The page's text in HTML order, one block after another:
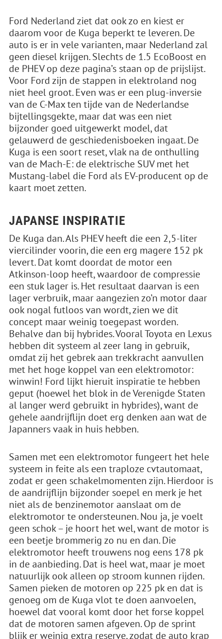
Ford Nederland ziet dat ook zo en kiest er
daarom voor de Kuga beperkt te leveren. De
auto is er in vele varianten, maar Nederland zal
geen diesel krijgen. Slechts de 1.5 EcoBoost en
de PHEV op deze pagina’s staan op de prijslijst.
Voor Ford zijn de stappen in elektroland nog
niet heel groot. Even was er een plug-inversie
van de C-Max ten tijde van de Nederlandse
bijtellingsgekte, maar dat was een niet
bijzonder goed uitgewerkt model, dat
gelauwerd de geschiedenisboeken ingaat. De
Kuga is een soort reset, vlak na de onthulling
van de Mach-E: de elektrische SUV met het
Mustang-label die Ford als EV-producent op de
kaart moet zetten.
JAPANSE INSPIRATIE
De Kuga dan. Als PHEV heeft die een 2,5-liter
viercilinder voorin, die een erg magere 152 pk
levert. Dat komt doordat de motor een
Atkinson-loop heeft, waardoor de compressie
een stuk lager is. Het resultaat daarvan is een
lager verbruik, maar aangezien zo’n motor daar
ook nogal futloos van wordt, zien we dit
concept maar weinig toegepast worden.
Behalve dan bij hybrides. Vooral Toyota en Lexus
hebben dit systeem al zeer lang in gebruik,
omdat zij het gebrek aan trekkracht aanvullen
met het hoge koppel van een elektromotor:
winwin! Ford lijkt hieruit inspiratie te hebben
geput (hoewel het blok in de Verenigde Staten
al langer werd gebruikt in hybrides), want de
gehele aandrijflijn doet erg denken aan wat de
Japanners vaak in huis hebben.
Samen met een elektromotor fungeert het hele
systeem in feite als een traploze cvtautomaat,
zodat er geen schakelmomenten zijn. Hierdoor is
de aandrijflijn bijzonder soepel en merk je het
niet als de benzinemotor aanslaat om de
elektromotor te ondersteunen. Nou ja, je voelt
geen schok – je hoort het wel, want de motor is
een beetje brommerig zo nu en dan. Die
elektromotor heeft trouwens nog eens 178 pk
in de aanbieding. Dat is heel wat, maar je moet
natuurlijk ook alleen op stroom kunnen rijden.
Samen pieken de motoren op 225 pk en dat is
genoeg om de Kuga vlot te doen aanvoelen,
hoewel dat vooral komt door het forse koppel
dat de motoren samen afgeven. Op de sprint
blijk er weinig extra reserve, zodat de auto krap